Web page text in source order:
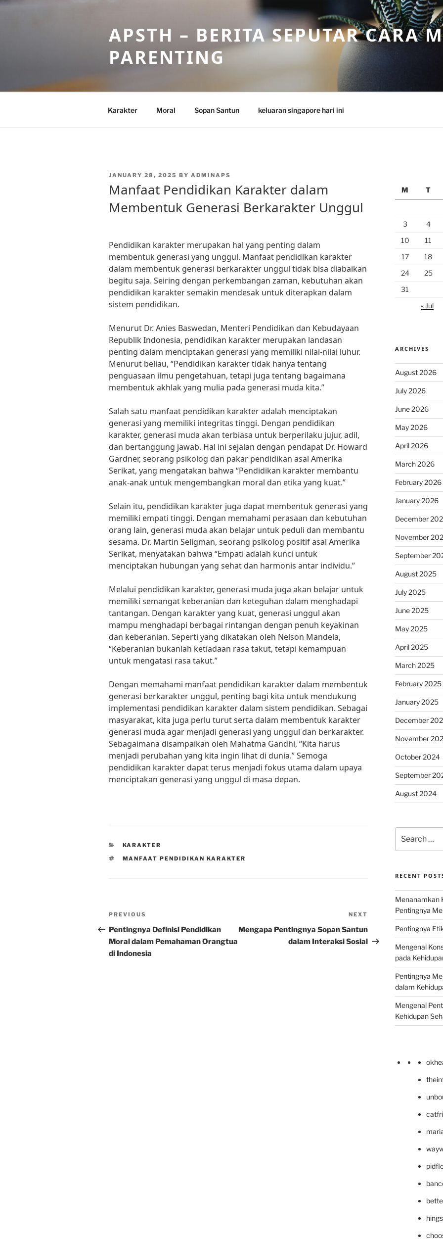
Skip
APSTH – BERITA SEPUTAR CARA
PARENTING
Karakter Moral Sopan Santun keluaran singapore hari ini
POSTED
JANUARY 28, 2025 BY ADMINAPS
Manfaat Pendidikan Karakter dalam
Membentuk Generasi Berkarakter Unggul
Pendidikan karakter merupakan hal yang penting dalam
membentuk generasi yang unggul. Manfaat pendidikan karakter
dalam membentuk generasi berkarakter unggul tidak bisa diabaikan
begitu saja. Seiring dengan perkembangan zaman, kebutuhan akan
pendidikan karakter semakin mendesak untuk diterapkan dalam
sistem pendidikan.
Menurut Dr. Anies Baswedan, Menteri Pendidikan dan Kebudayaan
Republik Indonesia, pendidikan karakter merupakan landasan
penting dalam menciptakan generasi yang memiliki nilai-nilai luhur.
Menurut beliau, “Pendidikan karakter tidak hanya tentang
penguasaan ilmu pengetahuan, tetapi juga tentang bagaimana
membentuk akhlak yang mulia pada generasi muda kita.”
Salah satu manfaat pendidikan karakter adalah menciptakan
generasi yang memiliki integritas tinggi. Dengan pendidikan
karakter, generasi muda akan terbiasa untuk berperilaku jujur, adil,
dan bertanggung jawab. Hal ini sejalan dengan pendapat Dr. Howard
Gardner, seorang psikolog dan pakar pendidikan asal Amerika
Serikat, yang mengatakan bahwa “Pendidikan karakter membantu
anak-anak untuk mengembangkan moral dan etika yang kuat.”
Selain itu, pendidikan karakter juga dapat membentuk generasi yang
memiliki empati tinggi. Dengan memahami perasaan dan kebutuhan
orang lain, generasi muda akan belajar untuk peduli dan membantu
sesama. Dr. Martin Seligman, seorang psikolog positif asal Amerika
Serikat, menyatakan bahwa “Empati adalah kunci untuk
menciptakan hubungan yang sehat dan harmonis antar individu.”
Melalui pendidikan karakter, generasi muda juga akan belajar untuk
memiliki semangat keberanian dan keteguhan dalam menghadapi
tantangan. Dengan karakter yang kuat, generasi unggul akan
mampu menghadapi berbagai rintangan dengan penuh keyakinan
dan keberanian. Seperti yang dikatakan oleh Nelson Mandela,
“Keberanian bukanlah ketiadaan rasa takut, tetapi kemampuan
untuk mengatasi rasa takut.”
Dengan memahami manfaat pendidikan karakter dalam membentuk
generasi berkarakter unggul, penting bagi kita untuk mendukung
implementasi pendidikan karakter dalam sistem pendidikan. Sebagai
masyarakat, kita juga perlu turut serta dalam membentuk karakter
generasi muda agar menjadi generasi yang unggul dan berkarakter.
Sebagaimana disampaikan oleh Mahatma Gandhi, “Kita harus
menjadi perubahan yang kita ingin lihat di dunia.” Semoga
pendidikan karakter dapat terus menjadi fokus utama dalam upaya
menciptakan generasi yang unggul di masa depan.
CATEGORIES
KARAKTER
TAGS
MANFAAT PENDIDIKAN KARAKTER
Post
navigation
Previous
Post
PREVIOUS
Pentingnya Definisi Pendidikan
Moral dalam Pemahaman Orangtua
di Indonesia
Post
NEXT
Mengapa Pentingnya Sopan Santun
dalam Interaksi Sosial
M
T
3
4
10
11
17
18
24
25
31
« Jul
ARCHIVES
August 2026
July 2026
June 2026
May 2026
April 2026
March 2026
February 2026
January 2026
December
November
September
August 2025
July 2025
June 2025
May 2025
April 2025
March 2025
February 2025
January 2025
December
November
October 2024
September
August 2024
for:
RECENT
Menanamkan
Pentingnya
Pentingnya
Mengenal
pada
Pentingnya
dalam
Mengenal
Kehidupan